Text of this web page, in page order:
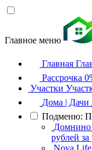
Главное меню
Главная
Рассрочка
Участки
Дома | Дачи
Подменю:
рублей за
Nova Life